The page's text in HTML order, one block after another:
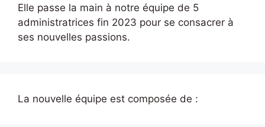
Elle passe la main à notre équipe de 5
administratrices fin 2023 pour se consacrer à
ses nouvelles passions.
La nouvelle équipe est composée de :